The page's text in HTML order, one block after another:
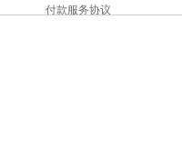
付款服务协议